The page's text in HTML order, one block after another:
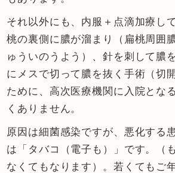
それ以外にも、内服＋点滴加療し
桃の裏側に膿が溜まり（扁桃周囲
ゅういのうよう）、針を刺して膿
にメスで切って膿を抜く手術（切
ために、高次医療機関に入院とな
くありません。
原因は細菌感染ですが、悪化する
は「タバコ（電子も）」です。（
なくてもなります）。若くてもご